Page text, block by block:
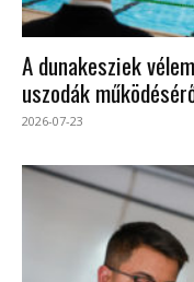
A dunakesziek
uszodák
2026-07-23